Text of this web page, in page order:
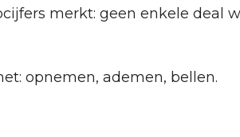
merkt: geen enkele deal
opnemen, ademen, bellen.